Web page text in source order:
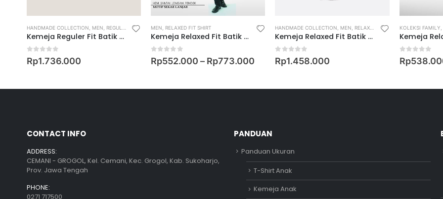
RELAXED FIT SHIRT
HANDMADE COLLECTION MEN REGULAR FIT SHIRT ,REGULAR FIT SHORT SLEEVE SHIRT
Kemeja Reguler Fit Batik Lengan Pendek Motif Tantu Paggelaran-SLN
out of 5
Rp1.736.000
MEN RELAXED FIT SHIRT
Kemeja Relaxed Fit Batik Lengan Pendek Motif Sekar Lanjar
out of 5
Rp552.000 – Rp773.000
HANDMADE COLLECTION MEN RELAXED FIT SHIRT
Kemeja Relaxed Fit Batik Lengan Pendek Motif Burung Manyar
out of 5
Rp1.458.000
KOLEKSI FAMILY
out of 5
Rp
CONTACT INFO
ADDRESS:
CEMANI - GROGOL, Kel. Cemani, Kec. Grogol, Kab. Sukoharjo,
Prov. Jawa Tengah
PHONE:
0271 717500
PANDUAN
Panduan Ukuran
T-Shirt Anak
Kemeja Anak